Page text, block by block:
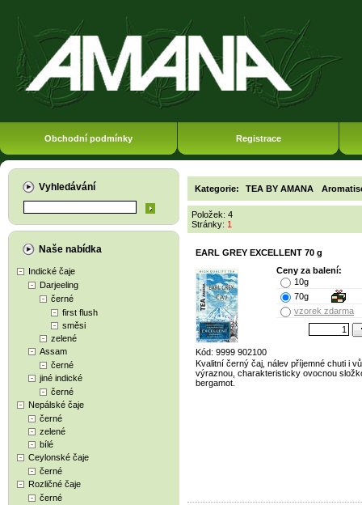
Obchodní podmínky Registrace
Vyhledávání
Naše nabídka
Indické čaje
Darjeeling
černé
first flush
směsi
zelené
Assam
černé
jiné indické
černé
Nepálské čaje
černé
zelené
bílé
Ceylonské čaje
černé
Rozličné čaje
černé
Kategorie: TEA BY AMANA
Položek: 4
Stránky: 1
EARL GREY EXCELLENT 70 g
Kód: 9999 902100
Ceny za balení:
10g
70g
vzorek zdarma
Kvalitní černý čaj, nálev příjemné chuti i
výraznou, charakteristicky ovocnou
bergamot.